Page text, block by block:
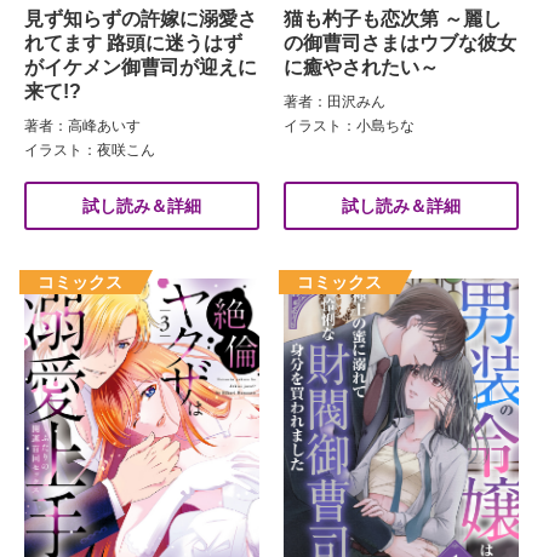
見ず知らずの許嫁に溺愛さ
れてます 路頭に迷うはず
がイケメン御曹司が迎えに
来て!?
著者：高峰あいす
イラスト：夜咲こん
試し読み＆詳細
猫も杓子も恋次第 ～麗し
の御曹司さまはウブな彼女
に癒やされたい～
著者：田沢みん
イラスト：小島ちな
試し読み＆詳細